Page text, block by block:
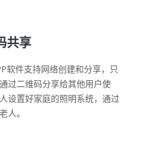
共享
软件支持网络创建和分享，只
过二维码分享给其他用户使
设置好家庭的照明系统，通过
人。